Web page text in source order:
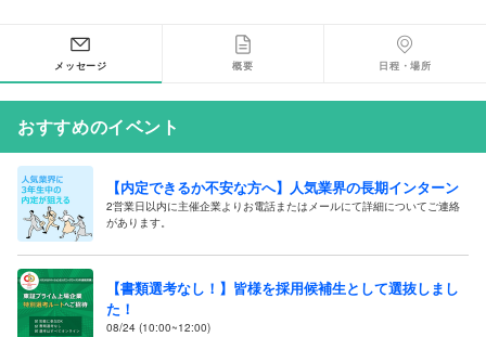
メッセージ 概要 日程・場所
おすすめのイベント
【内定できるか不安な方へ】人気業界の長期インターン
2営業日以内に主催企業よりお電話またはメールにて詳細についてご連絡
があります。
【書類選考なし！】皆様を採用候補生として選抜しまし
た！
08/24 (10:00~12:00)